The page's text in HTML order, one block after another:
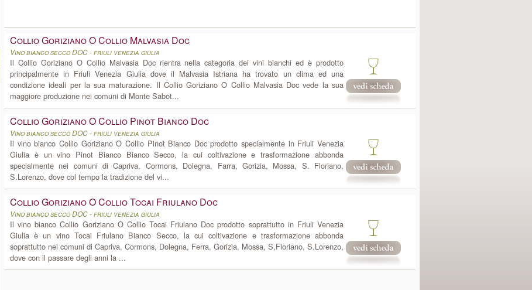
Collio Goriziano O Collio Malvasia Doc
Vino bianco secco DOC - friuli venezia giulia
Il Collio Goriziano O Collio Malvasia Doc rientra nella categoria dei vini bianchi ed è prodotto
principalmente in Friuli Venezia Giulia dove il Malvasia Istriana ha trovato un clima ed una
condizione ideali per la sua maturazione. Il Collio Goriziano O Collio Malvasia Doc vede la sua
maggiore produzione nei comuni di Monte Sabot...
Collio Goriziano O Collio Pinot Bianco Doc
Vino bianco secco DOC - friuli venezia giulia
Il vino bianco Collio Goriziano O Collio Pinot Bianco Doc prodotto specialmente in Friuli Venezia
Giulia è un vino Pinot Bianco Bianco Secco, la cui coltivazione e trasformazione abbonda
specialmente nei comuni di Capriva, Cormons, Dolegna, Farra, Gorizia, Mossa, S. Floriano,
S.Lorenzo, dove col tempo la tradizione del vi...
Collio Goriziano O Collio Tocai Friulano Doc
Vino bianco secco DOC - friuli venezia giulia
Il vino bianco Collio Goriziano O Collio Tocai Friulano Doc prodotto soprattutto in Friuli Venezia
Giulia è un vino Tocai Friulano Bianco Secco, la cui coltivazione e trasformazione abbonda
soprattutto nei comuni di Capriva, Cormons, Dolegna, Ferra, Gorizia, Mossa, S,Floriano, S.Lorenzo,
dove con il passare degli anni la ...